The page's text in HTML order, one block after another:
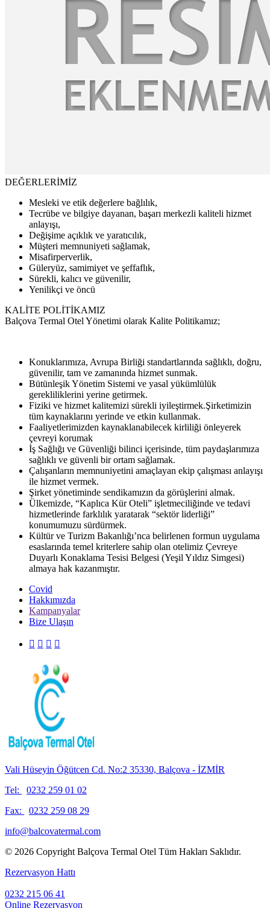
DEĞERLERİMİZ
Mesleki ve etik değerlere bağlılık,
Tecrübe ve bilgiye dayanan, başarı merkezli kaliteli hizmet
anlayışı,
Değişime açıklık ve yaratıcılık,
Müşteri memnuniyeti sağlamak,
Misafirperverlik,
Güleryüz, samimiyet ve şeffaflık,
Sürekli, kalıcı ve güvenilir,
Yenilikçi ve öncü
KALİTE POLİTİKAMIZ
Balçova Termal Otel Yönetimi olarak Kalite Politikamız;
Konuklarımıza, Avrupa Birliği standartlarında sağlıklı, doğru,
güvenilir, tam ve zamanında hizmet sunmak.
Bütünleşik Yönetim Sistemi ve yasal yükümlülük
gerekliliklerini yerine getirmek.
Fiziki ve hizmet kalitemizi sürekli iyileştirmek.Şirketimizin
tüm kaynaklarını yerinde ve etkin kullanmak.
Faaliyetlerimizden kaynaklanabilecek kirliliği önleyerek
çevreyi korumak
İş Sağlığı ve Güvenliği bilinci içerisinde, tüm paydaşlarımıza
sağlıklı ve güvenli bir ortam sağlamak.
Çalışanların memnuniyetini amaçlayan ekip çalışması anlayışı
ile hizmet vermek.
Şirket yönetiminde sendikamızın da görüşlerini almak.
Ülkemizde, “Kaplıca Kür Oteli” işletmeciliğinde ve tedavi
hizmetlerinde farklılık yaratarak “sektör liderliği”
konumumuzu sürdürmek.
Kültür ve Turizm Bakanlığı’nca belirlenen formun uygulama
esaslarında temel kriterlere sahip olan otelimiz Çevreye
Duyarlı Konaklama Tesisi Belgesi (Yeşil Yıldız Simgesi)
almaya hak kazanmıştır.
Covid
Hakkımızda
Kampanyalar
Bize Ulaşın
Vali Hüseyin Öğütcen Cd. No:2 35330, Balçova - İZMİR
Tel:
0232 259 01 02
Fax:
0232 259 08 29
info@balcovatermal.com
© 2026 Copyright Balçova Termal Otel Tüm Hakları Saklıdır.
Rezervasyon Hattı
0232 215 06 41
Online Rezervasyon